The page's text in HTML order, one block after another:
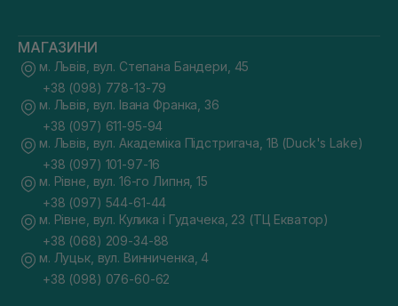
МАГАЗИНИ
м. Львів, вул. Степана Бандери, 45
+38 (098) 778-13-79
м. Львів, вул. Івана Франка, 36
+38 (097) 611-95-94
м. Львів, вул. Академіка Підстригача, 1В (Duck's Lake)
+38 (097) 101-97-16
м. Рівне, вул. 16-го Липня, 15
+38 (097) 544-61-44
м. Рівне, вул. Кулика і Гудачека, 23 (ТЦ Екватор)
+38 (068) 209-34-88
м. Луцьк, вул. Винниченка, 4
+38 (098) 076-60-62